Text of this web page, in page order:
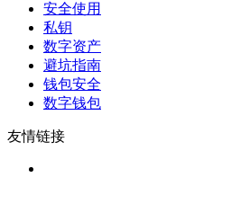
安全使用
私钥
数字资产
避坑指南
钱包安全
数字钱包
友情链接